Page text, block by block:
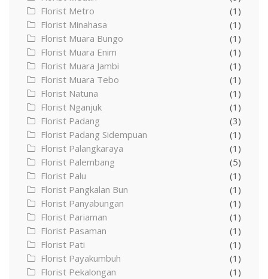
Florist Metro
(1)
Florist Minahasa
(1)
Florist Muara Bungo
(1)
Florist Muara Enim
(1)
Florist Muara Jambi
(1)
Florist Muara Tebo
(1)
Florist Natuna
(1)
Florist Nganjuk
(1)
Florist Padang
(3)
Florist Padang Sidempuan
(1)
Florist Palangkaraya
(1)
Florist Palembang
(5)
Florist Palu
(1)
Florist Pangkalan Bun
(1)
Florist Panyabungan
(1)
Florist Pariaman
(1)
Florist Pasaman
(1)
Florist Pati
(1)
Florist Payakumbuh
(1)
Florist Pekalongan
(1)